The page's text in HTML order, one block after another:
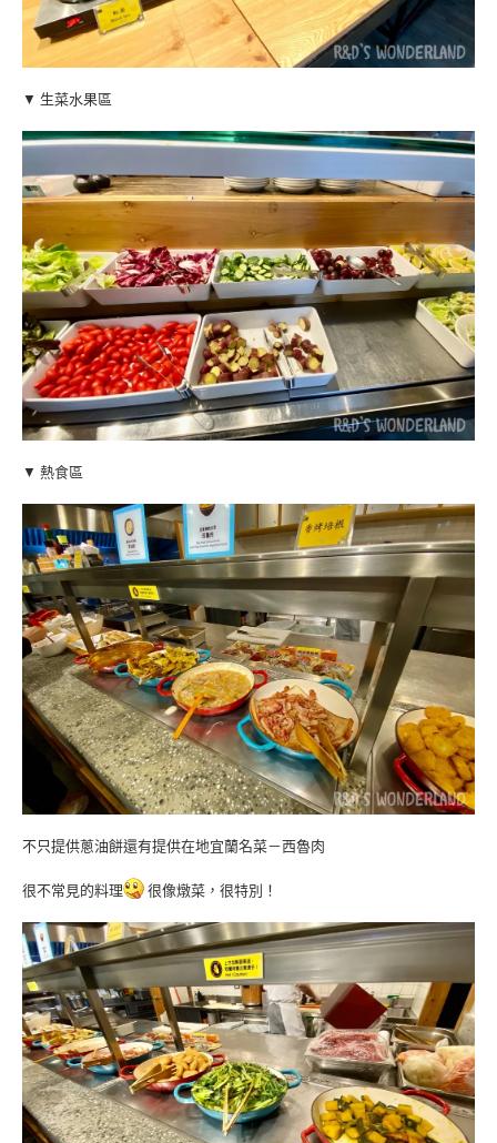
▼ 生菜水果區
▼ 熱食區
不只提供蔥油餅還有提供在地宜蘭名菜－西魯肉
很不常見的料理 很像燉菜，很特別！